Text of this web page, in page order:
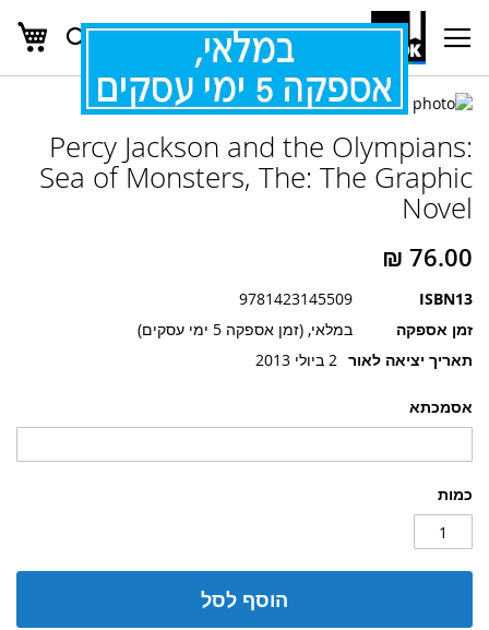
Skip
Content
חפש
אסמכתא
כמות
הוסף לסל
Percy Jackson and the Olympians:
Sea of Monsters, The: The Graphic
Novel
ISBN13
9781423145509
זמן אספקה
במלאי, (זמן אספקה 5 ימי עסקים)
תאריך יציאה לאור 2 ביולי 2013
לדלג
של
גלריית
תמונות
להתחלה
של
גלריית
תמונות